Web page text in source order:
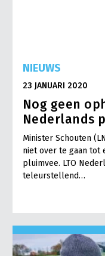
NIEUWS
23 JANUARI 2020
Nog geen
Nederlands
Minister Schouten
niet over te gaan tot
pluimvee. LTO
teleurstellend…